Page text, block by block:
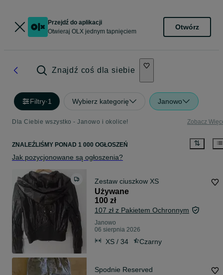
Przejdź do aplikacji
Otwieraj OLX jednym tapnięciem
Otwórz
Znajdź coś dla siebie
Filtry·1 Wybierz kategorię Janowo
Dla Ciebie wszystko - Janowo i okolice! Zobacz
ZNALEŹLIŚMY PONAD 1 000 OGŁOSZEŃ
Jak pozycjonowane są ogłoszenia?
Zestaw ciuszkow XS
Używane
100 zł
107 zł z Pakietem Ochronnym
Janowo
06 sierpnia 2026
XS / 34 Czarny
Spodnie Reserved